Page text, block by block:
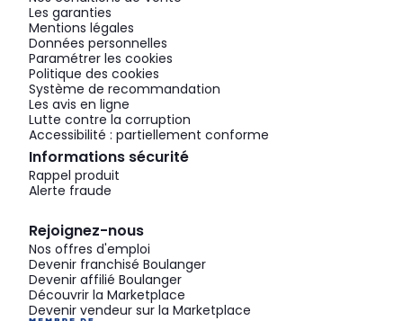
Les garanties
Mentions légales
Données personnelles
Paramétrer les cookies
Politique des cookies
Système de recommandation
Les avis en ligne
Lutte contre la corruption
Accessibilité : partiellement conforme
Informations sécurité
Rappel produit
Alerte fraude
Rejoignez-nous
Nos offres d'emploi
Devenir franchisé Boulanger
Devenir affilié Boulanger
Découvrir la Marketplace
Devenir vendeur sur la Marketplace